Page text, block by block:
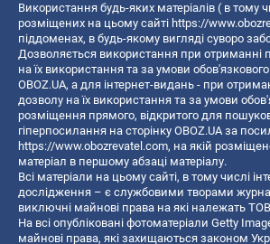
Використання будь-яких матеріалів ( в тому
розміщених на цьому сайті https://
піддоменах, в будь-якому вигляді суворо
Дозволяється використання при отриманні
на їх використання та за умови
OBOZ.UA, а для інтернет-видань - при
дозволу на їх використання та за умови
розміщення прямого, відкритого для
гіперпосилання на сторінку OBOZ.UA за
https://www.obozrevatel.com, на якій
матеріал в першому абзаці матеріалу.
Всі матеріали на цьому сайті, в тому числі
дослідження – є службовими творами
виключні майнові права на які належать
На всі опубліковані фотоматеріали Getty
майнові права, які захищаються законом